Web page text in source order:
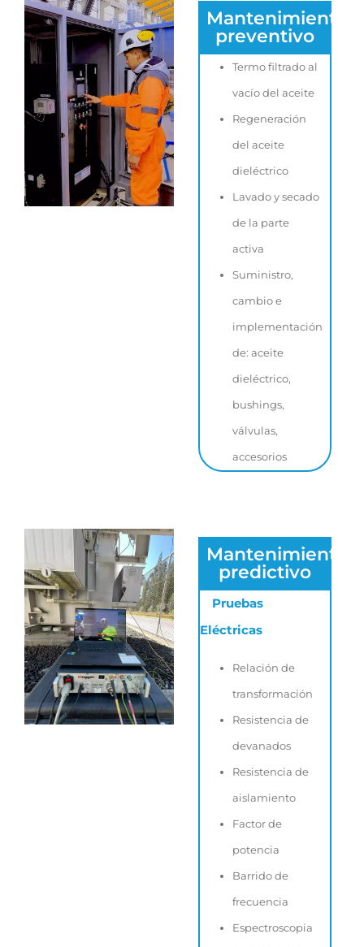
Mantenimiento
preventivo
Termo filtrado al
vacío del aceite
Regeneración
del aceite
dieléctrico
Lavado y secado
de la parte
activa
Suministro,
cambio e
implementación
de: aceite
dieléctrico,
bushings,
válvulas,
accesorios
Mantenimiento
predictivo
Pruebas
Eléctricas
Relación de
transformación
Resistencia de
devanados
Resistencia de
aislamiento
Factor de
potencia
Barrido de
frecuencia
Espectroscopia